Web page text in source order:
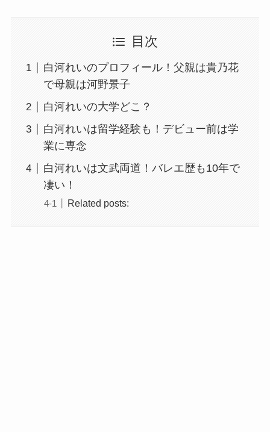
目次
白河れいのプロフィール！父親は貴乃花
で母親は河野景子
白河れいの大学どこ？
白河れいは留学経験も！デビュー前は学
業に専念
白河れいは文武両道！バレエ歴も10年で
凄い！
Related posts: